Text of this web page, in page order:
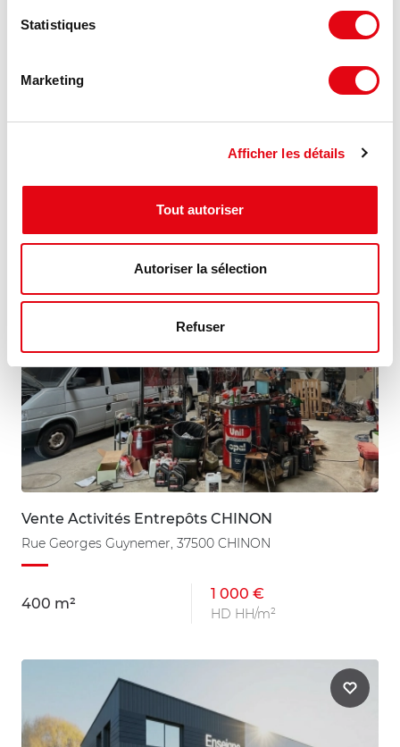
Statistiques
Marketing
Afficher les détails
Tout autoriser
Autoriser la sélection
Refuser
Vente Activités Entrepôts SAINT CYR SUR LOIRE
Equatop, 37540 SAINT CYR SUR LOIRE
HD HH/m²
Vente Activités Entrepôts CHINON
Rue Georges Guynemer, 37500 CHINON
400 m²
1 000 €
HD HH/m²